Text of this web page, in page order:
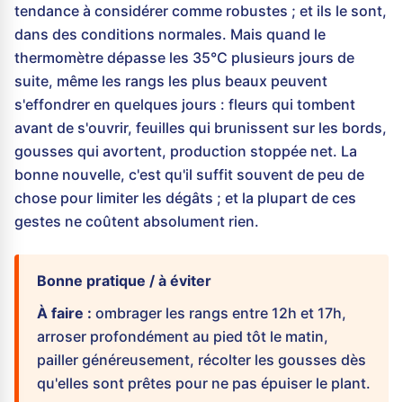
tendance à considérer comme robustes ; et ils le sont,
dans des conditions normales. Mais quand le
thermomètre dépasse les 35°C plusieurs jours de
suite, même les rangs les plus beaux peuvent
s'effondrer en quelques jours : fleurs qui tombent
avant de s'ouvrir, feuilles qui brunissent sur les bords,
gousses qui avortent, production stoppée net. La
bonne nouvelle, c'est qu'il suffit souvent de peu de
chose pour limiter les dégâts ; et la plupart de ces
gestes ne coûtent absolument rien.
Bonne pratique / à éviter
À faire : ombrager les rangs entre 12h et 17h,
arroser profondément au pied tôt le matin,
pailler généreusement, récolter les gousses dès
qu'elles sont prêtes pour ne pas épuiser le plant.